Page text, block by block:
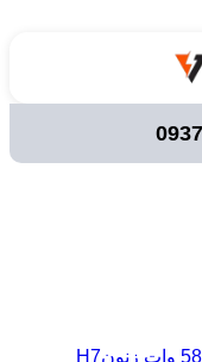
/ چراغ جلو